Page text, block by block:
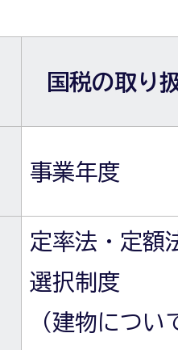
国税の取り
事業年度
定率法・定額
選択制度
（建物につい